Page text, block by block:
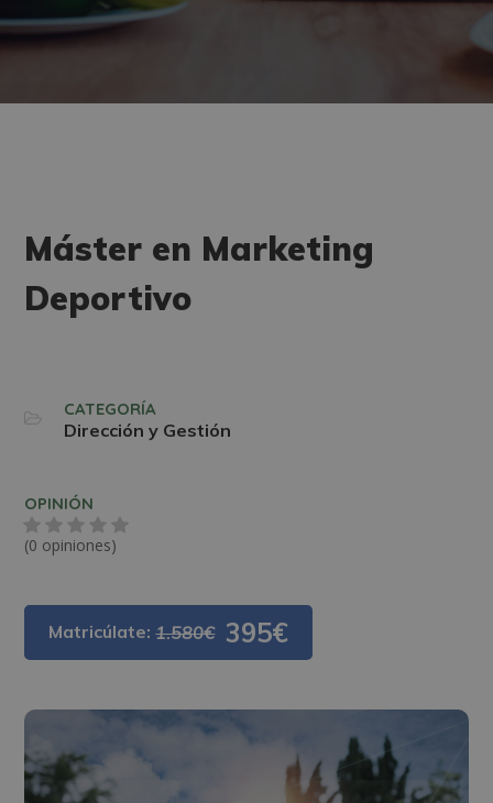
Máster en Marketing
Deportivo
CATEGORÍA
Dirección y Gestión
OPINIÓN
(0 opiniones)
Matricúlate:1.580€ 395€